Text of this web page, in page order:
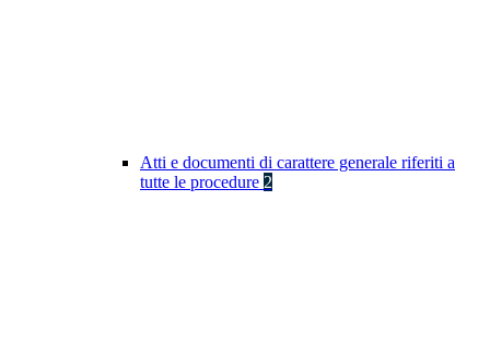
Atti e documenti di carattere generale riferiti a
tutte le procedure 2